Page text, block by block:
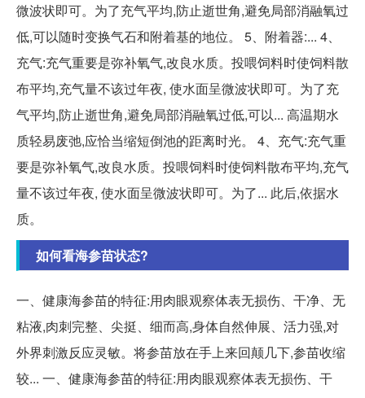
微波状即可。为了充气平均,防止逝世角,避免局部消融氧过
低,可以随时变换气石和附着基的地位。 5、附着器:... 4、
充气:充气重要是弥补氧气,改良水质。投喂饲料时使饲料散
布平均,充气量不该过年夜, 使水面呈微波状即可。为了充
气平均,防止逝世角,避免局部消融氧过低,可以... 高温期水
质轻易废弛,应恰当缩短倒池的距离时光。 4、充气:充气重
要是弥补氧气,改良水质。投喂饲料时使饲料散布平均,充气
量不该过年夜, 使水面呈微波状即可。为了... 此后,依据水
质。
如何看海参苗状态?
一、健康海参苗的特征:用肉眼观察体表无损伤、干净、无
粘液,肉刺完整、尖挺、细而高,身体自然伸展、活力强,对
外界刺激反应灵敏。将参苗放在手上来回颠几下,参苗收缩
较... 一、健康海参苗的特征:用肉眼观察体表无损伤、干